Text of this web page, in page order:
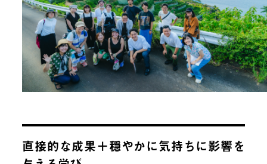
直接的な成果＋穏やかに気持ちに影響を